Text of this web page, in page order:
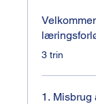
.3 trin
1. Misbrug